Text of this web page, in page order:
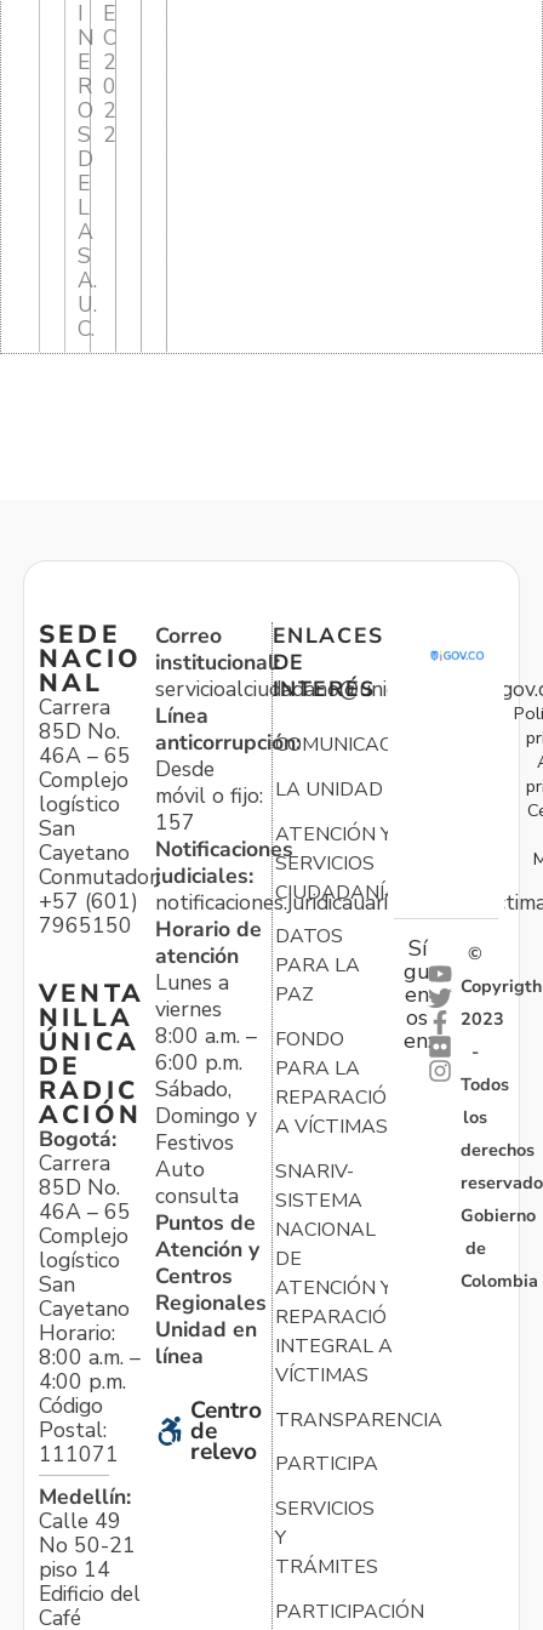
I
N
E
R
O
S
D
E
L
A
S
A.
U.
C.
E
C
2
0
2
2
SEDE
NACIO
NAL
Carrera
85D No.
46A – 65
Complejo
logístico
San
Cayetano
Conmutador:
+57 (601)
7965150
VENTA
NILLA
ÚNICA
DE
RADIC
ACIÓN
Bogotá:
Carrera
85D No.
46A – 65
Complejo
logístico
San
Cayetano
Horario:
8:00 a.m. –
4:00 p.m.
Código
Postal:
111071
Medellín:
Calle 49
No 50-21
piso 14
Edificio del
Café
Correo
institucional:
Línea
anticorrupción:
Desde
móvil o fijo:
157
Notificaciones
judiciales:
Horario de
atención
Lunes a
viernes
8:00 a.m. –
6:00 p.m.
Sábado,
Domingo y
Festivos
Auto
consulta
Puntos de
Atención y
Centros
Regionales
Unidad en
línea
Centro
de
relevo
ENLACES
DE
INTERÉS
COMUNICACIONES
LA UNIDAD
ATENCIÓN Y
SERVICIOS
CIUDADANÍA
DATOS
PARA LA
PAZ
FONDO
PARA LA
REPARACIÓN
A VÍCTIMAS
SNARIV-
SISTEMA
NACIONAL
DE
ATENCIÓN Y
REPARACIÓN
INTEGRAL A
VÍCTIMAS
TRANSPARENCIA
PARTICIPA
SERVICIOS
Y
TRÁMITES
PARTICIPACIÓN
Sí
gu
en
os
en:
©
Copyrigth
2023
-
Todos
los
derechos
Gobierno
de
Colombia